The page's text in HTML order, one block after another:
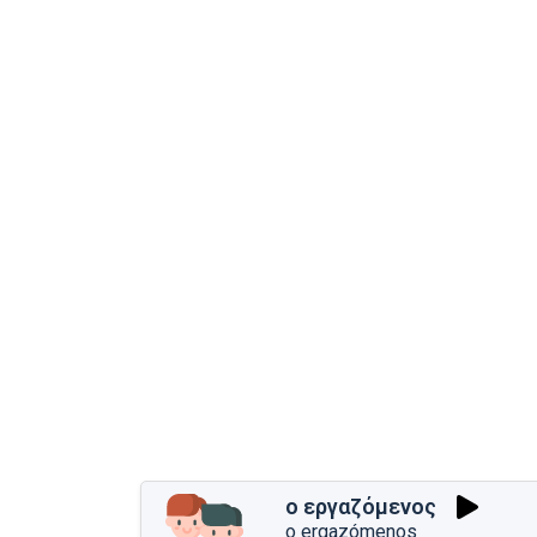
ο εργαζόμενος
o ergazómenos